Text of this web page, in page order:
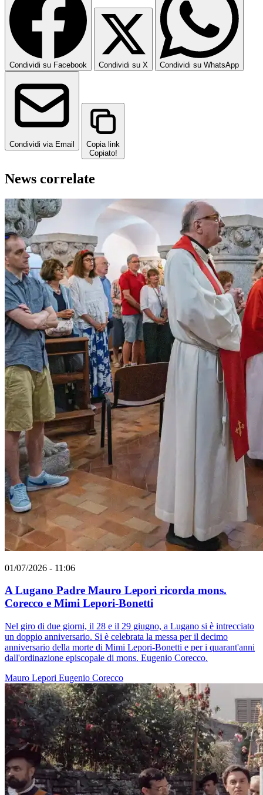
Condividi su Facebook Condividi su X Condividi su WhatsApp
Condividi via Email
Copia link
Copiato!
News correlate
01/07/2026 - 11:06
A Lugano Padre Mauro Lepori ricorda mons.
Corecco e Mimi Lepori-Bonetti
Nel giro di due giorni, il 28 e il 29 giugno, a Lugano si è intrecciato
un doppio anniversario. Si è celebrata la messa per il decimo
anniversario della morte di Mimi Lepori-Bonetti e per i quarant'anni
dall'ordinazione episcopale di mons. Eugenio Corecco.
Mauro Lepori Eugenio Corecco